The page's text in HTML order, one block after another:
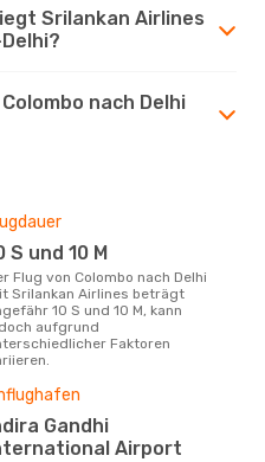
Srilankan Airlines
nach Delhi
S und 10 M
Srilankan Airlines beträgt
10 S und 10 M, kann
aufgrund
Faktoren
Airport